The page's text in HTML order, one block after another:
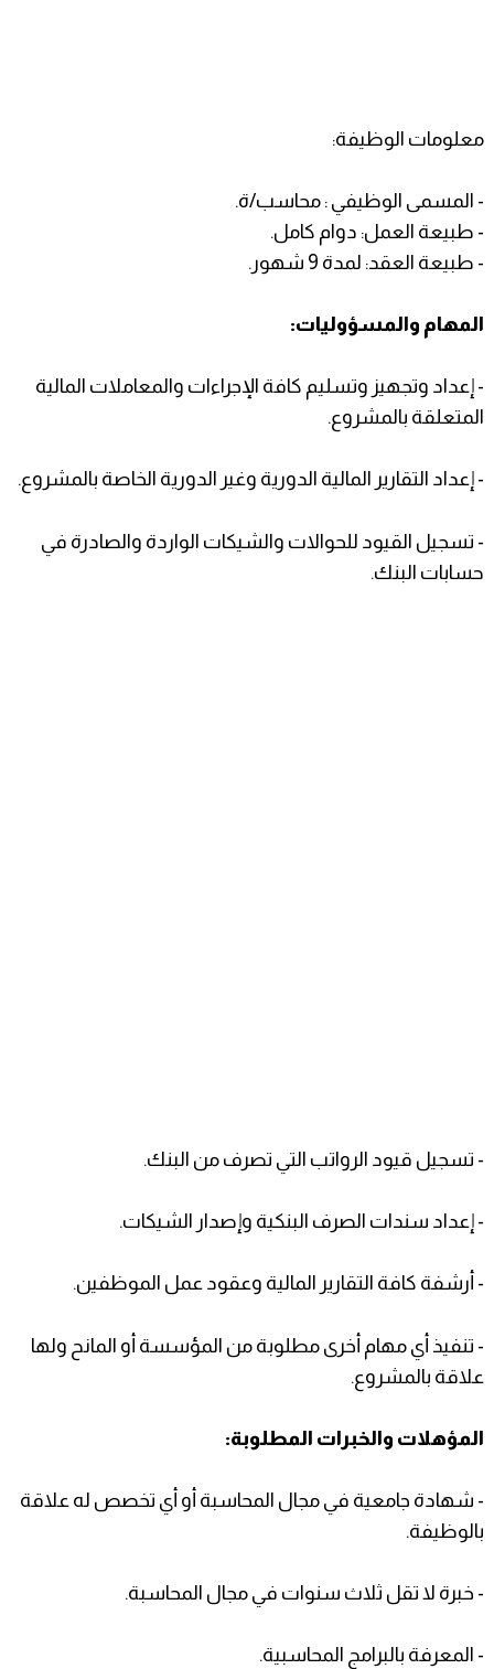
معلومات الوظيفة:
- المسمى الوظيفي : محاسب/ة.
- طبيعة العمل: دوام كامل.
- طبيعة العقد: لمدة 9 شهور.
المهام والمسؤوليات:
- إعداد وتجهيز وتسليم كافة الإجراءات والمعاملات المالية
المتعلقة بالمشروع.
- إعداد التقارير المالية الدورية وغير الدورية الخاصة بالمشروع.
- تسجيل القيود للحوالات والشيكات الواردة والصادرة في
حسابات البنك.
- تسجيل قيود الرواتب التي تصرف من البنك.
- إعداد سندات الصرف البنكية وإصدار الشيكات.
- أرشفة كافة التقارير المالية وعقود عمل الموظفين.
- تنفيذ أي مهام أخرى مطلوبة من المؤسسة أو المانح ولها
علاقة بالمشروع.
المؤهلات والخبرات المطلوبة:
- شهادة جامعية في مجال المحاسبة أو أي تخصص له علاقة
بالوظيفة.
- خبرة لا تقل ثلاث سنوات في مجال المحاسبة.
- المعرفة بالبرامج المحاسبية.